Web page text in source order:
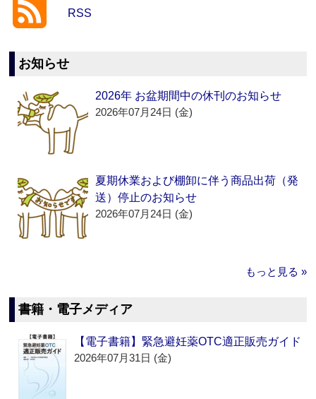
RSS
お知らせ
2026年 お盆期間中の休刊のお知らせ
2026年07月24日 (金)
夏期休業および棚卸に伴う商品出荷（発
送）停止のお知らせ
2026年07月24日 (金)
もっと見る »
書籍・電子メディア
【電子書籍】緊急避妊薬OTC適正販売ガイド
2026年07月31日 (金)